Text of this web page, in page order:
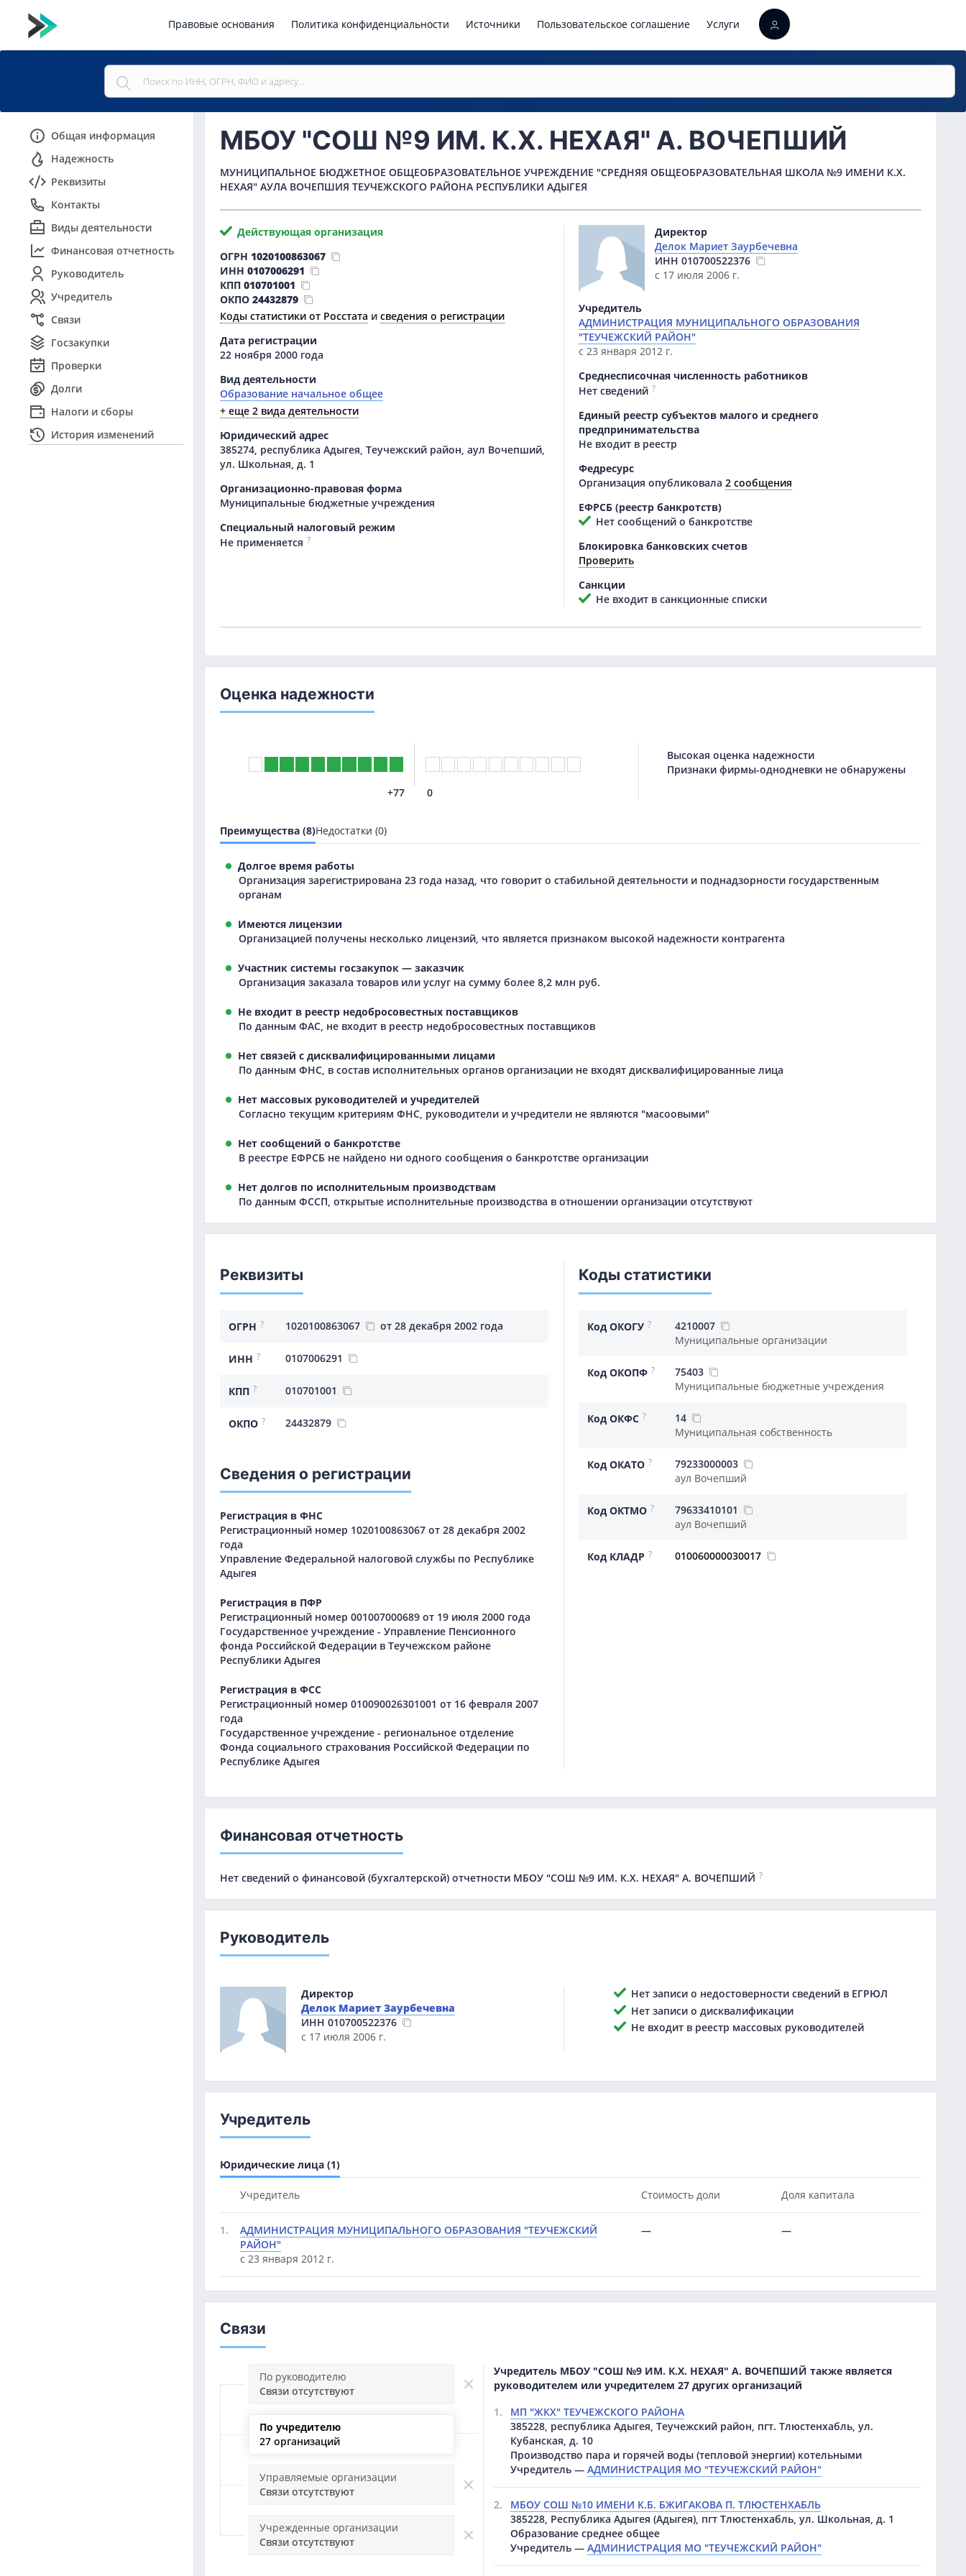
Правовые основания Политика конфиденциальности Источники Пользовательское соглашение Услуги
Общая информация
Надежность
Реквизиты
Контакты
Виды деятельности
Финансовая отчетность
Руководитель
Учредитель
Связи
Госзакупки
Проверки
Долги
Налоги и сборы
История изменений
МБОУ "СОШ №9 ИМ. К.Х. НЕХАЯ" А. ВОЧЕПШИЙ
МУНИЦИПАЛЬНОЕ БЮДЖЕТНОЕ ОБЩЕОБРАЗОВАТЕЛЬНОЕ УЧРЕЖДЕНИЕ "СРЕДНЯЯ ОБЩЕОБРАЗОВАТЕЛЬНАЯ ШКОЛА №9 ИМЕНИ К.Х.
НЕХАЯ" АУЛА ВОЧЕПШИЯ ТЕУЧЕЖСКОГО РАЙОНА РЕСПУБЛИКИ АДЫГЕЯ
Действующая организация
ОГРН 1020100863067
ИНН 0107006291
КПП 010701001
ОКПО 24432879
Коды статистики от Росстата и сведения о регистрации
Дата регистрации
22 ноября 2000 года
Вид деятельности
Образование начальное общее
+ еще 2 вида деятельности
Юридический адрес
385274, республика Адыгея, Теучежский район, аул Вочепший,
ул. Школьная, д. 1
Организационно-правовая форма
Муниципальные бюджетные учреждения
Специальный налоговый режим
Не применяется ?
Директор
Делок Мариет Заурбечевна
ИНН 010700522376
с 17 июля 2006 г.
Учредитель
АДМИНИСТРАЦИЯ МУНИЦИПАЛЬНОГО ОБРАЗОВАНИЯ
"ТЕУЧЕЖСКИЙ РАЙОН"
с 23 января 2012 г.
Среднесписочная численность работников
Нет сведений ?
Единый реестр субъектов малого и среднего
предпринимательства
Не входит в реестр
Федресурс
Организация опубликовала 2 сообщения
ЕФРСБ (реестр банкротств)
Нет сообщений о банкротстве
Блокировка банковских счетов
Проверить
Санкции
Не входит в санкционные списки
Оценка надежности
+77 0
Высокая оценка надежности
Признаки фирмы-однодневки не обнаружены
Преимущества (8)Недостатки (0)
Долгое время работы
Организация зарегистрирована 23 года назад, что говорит о стабильной деятельности и поднадзорности государственным
органам
Имеются лицензии
Организацией получены несколько лицензий, что является признаком высокой надежности контрагента
Участник системы госзакупок — заказчик
Организация заказала товаров или услуг на сумму более 8,2 млн руб.
Не входит в реестр недобросовестных поставщиков
По данным ФАС, не входит в реестр недобросовестных поставщиков
Нет связей с дисквалифицированными лицами
По данным ФНС, в состав исполнительных органов организации не входят дисквалифицированные лица
Нет массовых руководителей и учредителей
Согласно текущим критериям ФНС, руководители и учредители не являются "масоовыми"
Нет сообщений о банкротстве
В реестре ЕФРСБ не найдено ни одного сообщения о банкротстве организации
Нет долгов по исполнительным производствам
По данным ФССП, открытые исполнительные производства в отношении организации отсутствуют
Реквизиты
ОГРН ? 1020100863067 от 28 декабря 2002 года
ИНН ? 0107006291
КПП ? 010701001
ОКПО ? 24432879
Сведения о регистрации
Регистрация в ФНС
Регистрационный номер 1020100863067 от 28 декабря 2002
года
Управление Федеральной налоговой службы по Республике
Адыгея
Регистрация в ПФР
Регистрационный номер 001007000689 от 19 июля 2000 года
Государственное учреждение - Управление Пенсионного
фонда Российской Федерации в Теучежском районе
Республики Адыгея
Регистрация в ФСС
Регистрационный номер 010090026301001 от 16 февраля 2007
года
Государственное учреждение - региональное отделение
Фонда социального страхования Российской Федерации по
Республике Адыгея
Коды статистики
Код ОКОГУ ?
4210007
Муниципальные организации
Код ОКОПФ ?
75403
Муниципальные бюджетные учреждения
Код ОКФС ?
14
Муниципальная собственность
Код ОКАТО ?
79233000003
аул Вочепший
Код ОКТМО ?
79633410101
аул Вочепший
Код КЛАДР ? 010060000030017
Финансовая отчетность
Нет сведений о финансовой (бухгалтерской) отчетности МБОУ "СОШ №9 ИМ. К.Х. НЕХАЯ" А. ВОЧЕПШИЙ ?
Руководитель
Директор
Делок Мариет Заурбечевна
ИНН 010700522376
с 17 июля 2006 г.
Нет записи о недостоверности сведений в ЕГРЮЛ
Нет записи о дисквалификации
Не входит в реестр массовых руководителей
Учредитель
Юридические лица (1)
Учредитель Стоимость доли Доля капитала
1.
АДМИНИСТРАЦИЯ МУНИЦИПАЛЬНОГО ОБРАЗОВАНИЯ "ТЕУЧЕЖСКИЙ
РАЙОН"
с 23 января 2012 г.
— —
Связи
По руководителю
Связи отсутствуют
По учредителю
27 организаций
Управляемые организации
Связи отсутствуют
Учрежденные организации
Связи отсутствуют
Учредитель МБОУ "СОШ №9 ИМ. К.Х. НЕХАЯ" А. ВОЧЕПШИЙ также является
руководителем или учредителем 27 других организаций
1.
МП "ЖКХ" ТЕУЧЕЖСКОГО РАЙОНА
385228, республика Адыгея, Теучежский район, пгт. Тлюстенхабль, ул.
Кубанская, д. 10
Производство пара и горячей воды (тепловой энергии) котельными
Учредитель — АДМИНИСТРАЦИЯ МО "ТЕУЧЕЖСКИЙ РАЙОН"
2.
МБОУ СОШ №10 ИМЕНИ К.Б. БЖИГАКОВА П. ТЛЮСТЕНХАБЛЬ
385228, Республика Адыгея (Адыгея), пгт Тлюстенхабль, ул. Школьная, д. 1
Образование среднее общее
Учредитель — АДМИНИСТРАЦИЯ МО "ТЕУЧЕЖСКИЙ РАЙОН"